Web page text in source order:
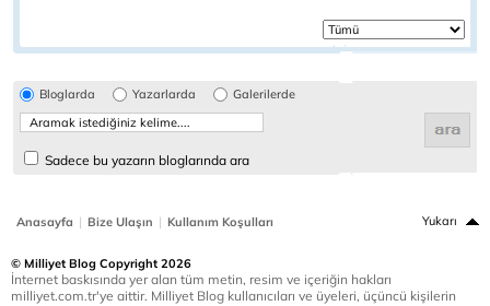
Bloglarda Yazarlarda Galerilerde
Sadece bu yazarın bloglarında ara
Anasayfa | Bize Ulaşın | Kullanım Koşulları Yukarı
© Milliyet Blog Copyright 2026
İnternet baskısında yer alan tüm metin, resim ve içeriğin hakları
milliyet.com.tr'ye aittir. Milliyet Blog kullanıcıları ve üyeleri, üçüncü kişilerin